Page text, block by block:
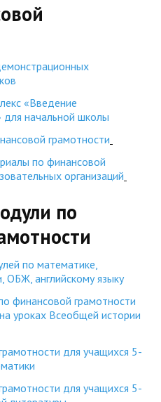
«Введение
для начальной школы
грамотности
по финансовой
организаций
по
по математике,
ОБЖ, английскому языку
финансовой грамотности
уроках Всеобщей истории
для учащихся 5-
для учащихся 5-